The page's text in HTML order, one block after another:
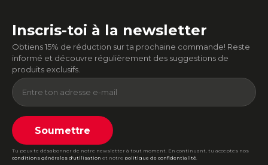
Inscris-toi à la newsletter
Obtiens 15% de réduction sur ta prochaine commande! Reste
informé et découvre régulièrement des suggestions de
produits exclusifs.
Soumettre
Tu peux te désabonner de notre newsletter à tout moment. En continuant, tu acceptes nos
conditions générales d'utilisation et notre politique de confidentialité.